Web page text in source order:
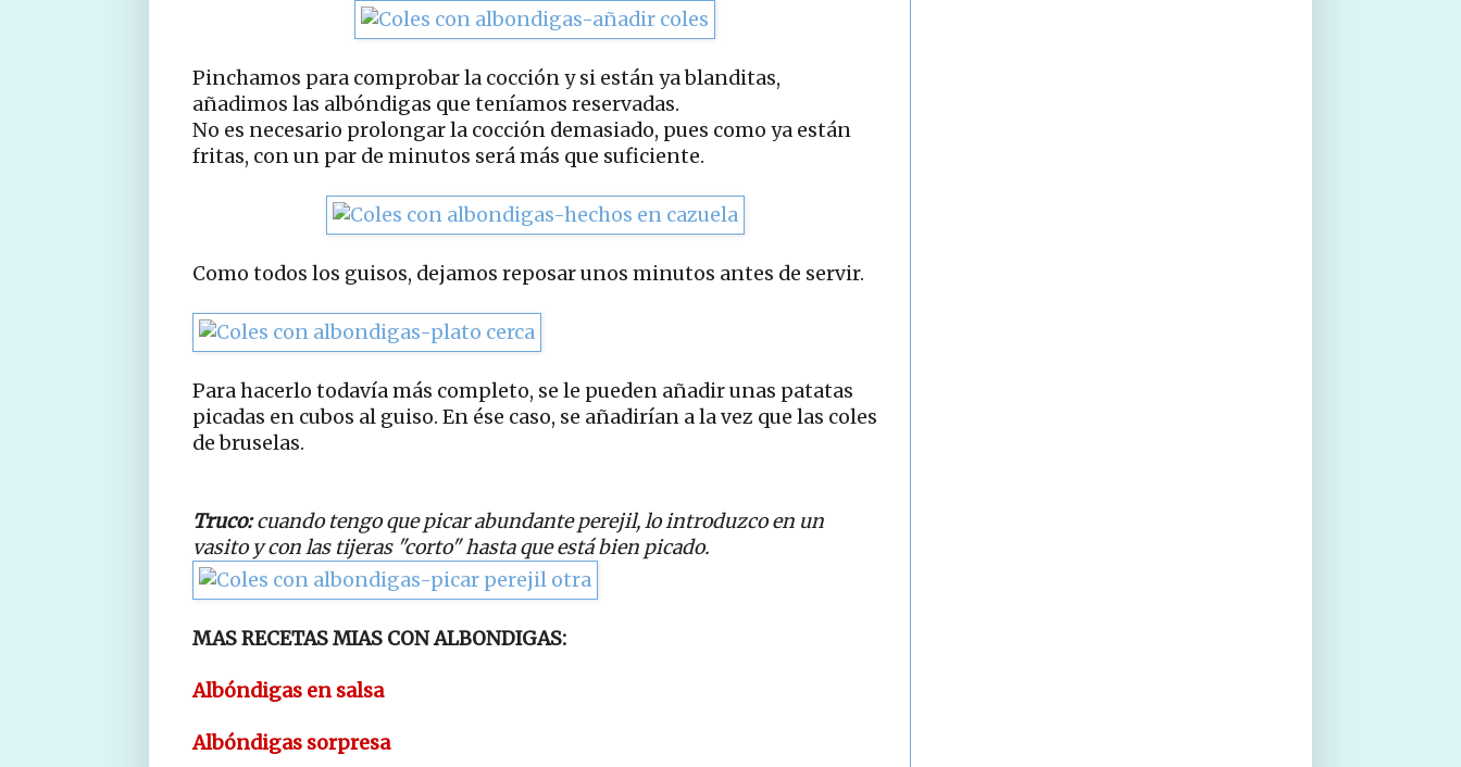
Pinchamos para comprobar la cocción y si están ya blanditas,
añadimos las albóndigas que teníamos reservadas.
No es necesario prolongar la cocción demasiado, pues como ya están
fritas, con un par de minutos será más que suficiente.
Como todos los guisos, dejamos reposar unos minutos antes de servir.
Para hacerlo todavía más completo, se le pueden añadir unas patatas
picadas en cubos al guiso. En ése caso, se añadirían a la vez que las coles
de bruselas.
Truco:cuando tengo que picar abundante perejil, lo introduzco en un
vasito y con las tijeras "corto" hasta que está bien picado.
MAS RECETAS MIAS CON ALBONDIGAS:
Albóndigas en salsa
Albóndigas sorpresa